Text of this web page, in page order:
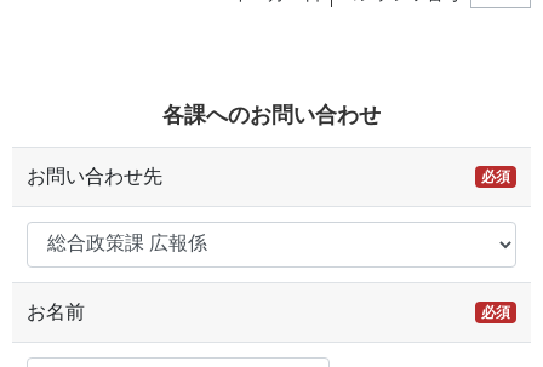
各課へのお問い合わせ
お問い合わせ先 必須
お名前 必須